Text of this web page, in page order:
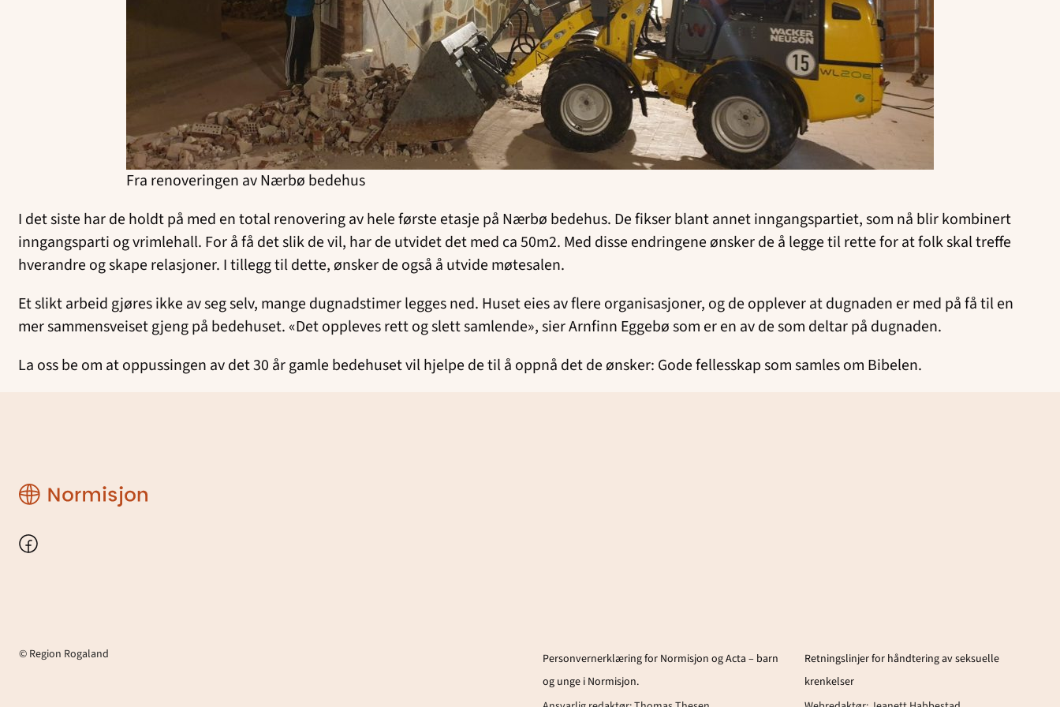
Fra renoveringen av Nærbø bedehus
I det siste har de holdt på med en total renovering av hele første etasje på Nærbø bedehus. De fikser blant annet inngangspartiet, som nå blir kombinert
inngangsparti og vrimlehall. For å få det slik de vil, har de utvidet det med ca 50m2. Med disse endringene ønsker de å legge til rette for at folk skal treffe
hverandre og skape relasjoner. I tillegg til dette, ønsker de også å utvide møtesalen.
Et slikt arbeid gjøres ikke av seg selv, mange dugnadstimer legges ned. Huset eies av flere organisasjoner, og de opplever at dugnaden er med på få til en
mer sammensveiset gjeng på bedehuset. «Det oppleves rett og slett samlende», sier Arnfinn Eggebø som er en av de som deltar på dugnaden.
La oss be om at oppussingen av det 30 år gamle bedehuset vil hjelpe de til å oppnå det de ønsker: Gode fellesskap som samles om Bibelen.
Region
Rogaland
Facebook
© Region Rogaland
Personvernerklæring for Normisjon og Acta – barn
og unge i Normisjon.
Retningslinjer for håndtering av seksuelle
krenkelser